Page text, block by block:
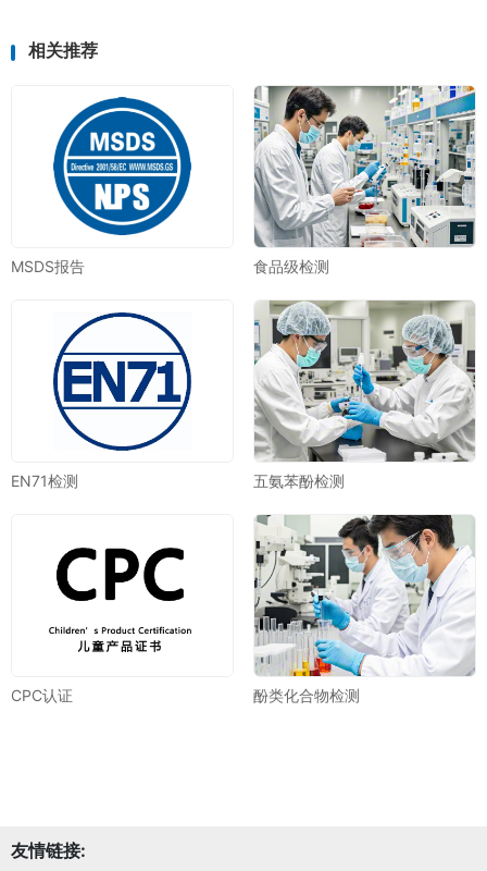
相关推荐
MSDS报告 食品级检测
EN71检测 五氨苯酚检测
CPC认证 酚类化合物检测
友情链接: